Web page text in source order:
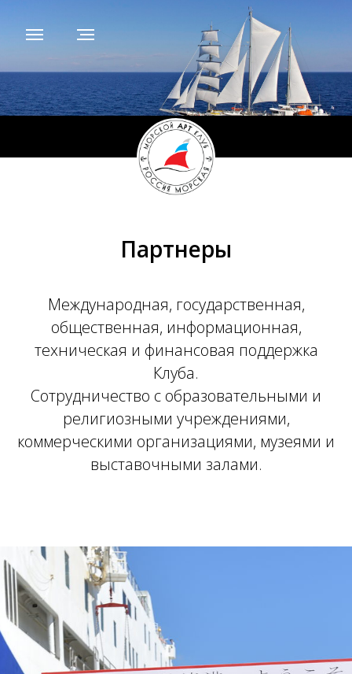
Партнеры
Международная, государственная,
общественная, информационная,
техническая и финансовая поддержка
Клуба.
Сотрудничество с образовательными и
религиозными учреждениями,
коммерческими организациями, музеями и
выставочными залами.